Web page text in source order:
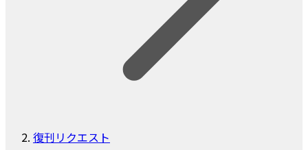
復刊リクエスト